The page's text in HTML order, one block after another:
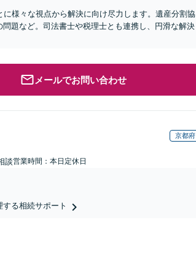
様々な視点から解決に向け尽力します。遺産分割協
題など。司法書士や税理士とも連携し、円滑な解決
メールでお問い合わせ
京都府
談営業時間：本日定休日
る相続サポート